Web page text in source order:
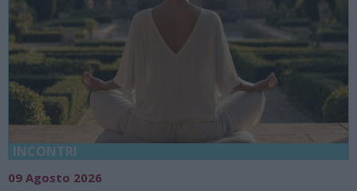
INCONTRI
09 Agosto 2026